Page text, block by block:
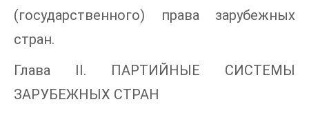
(государственного) права зарубежных
стран.
Глава II. ПАРТИЙНЫЕ СИСТЕМЫ
ЗАРУБЕЖНЫХ СТРАН